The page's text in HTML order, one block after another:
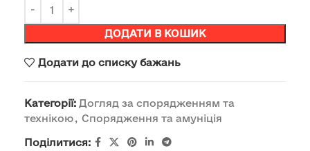
ДОДАТИ В КОШИК
Додати до списку бажань
Категорії: Догляд за спорядженням та
технікою, Спорядження та амуніція
Поділитися: